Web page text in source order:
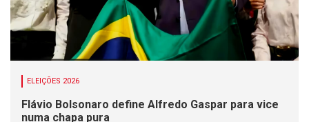
ELEIÇÕES 2026
Flávio Bolsonaro define Alfredo Gaspar para vice
numa chapa pura